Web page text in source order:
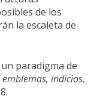
de los
la escaleta de
un paradigma de
indicios.